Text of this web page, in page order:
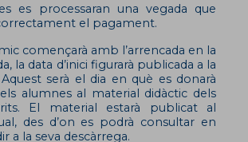
es processaran una vegada que
el pagament.
començarà amb l’arrencada en la
la data d’inici figurarà publicada a la
serà el dia en què es donarà
alumnes al material didàctic dels
El material estarà publicat al
des d’on es podrà consultar en
a la seva descàrrega.